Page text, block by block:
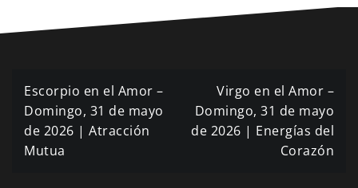
Navegación
de
entradas
Escorpio en el Amor –
Domingo, 31 de mayo
de 2026 | Atracción
Mutua
Virgo en el Amor –
Domingo, 31 de mayo
de 2026 | Energías del
Corazón